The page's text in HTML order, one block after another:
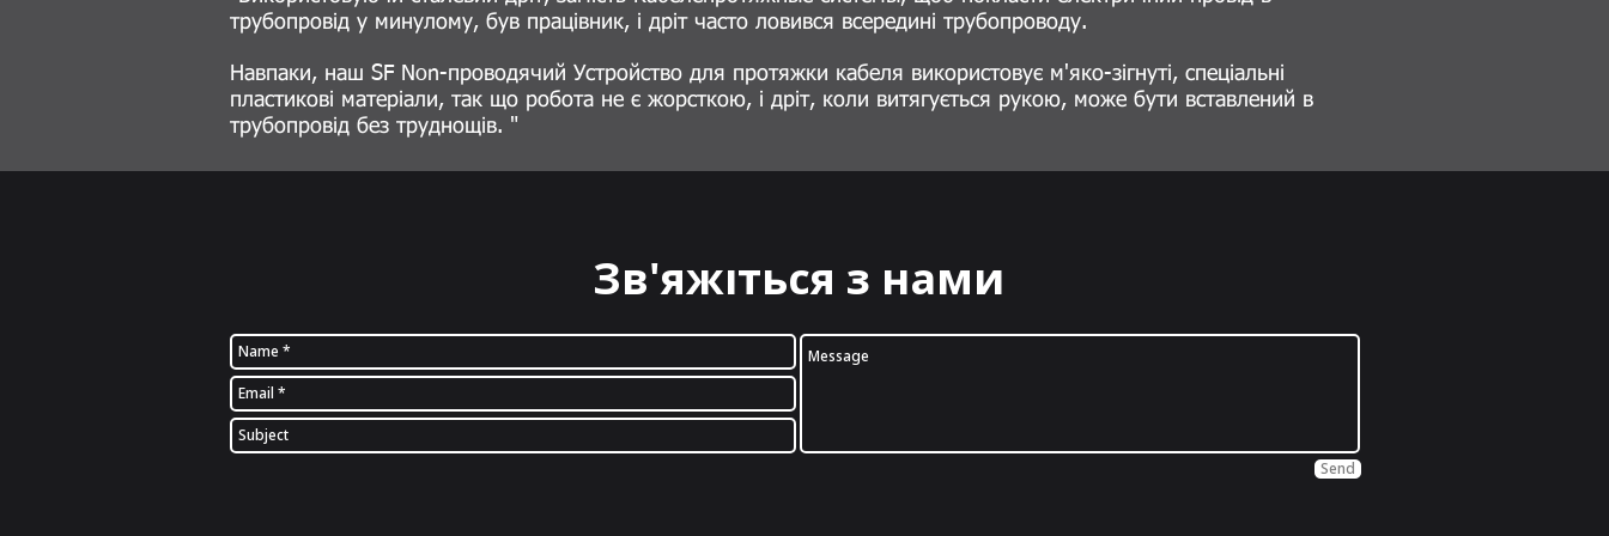
трубопровід у минулому, був працівник, і дріт часто ловився всередині трубопроводу.
Навпаки, наш SF Non-проводячий Устройство для протяжки кабеля використовує м'яко-зігнуті, спеціальні
пластикові матеріали, так що робота не є жорсткою, і дріт, коли витягується рукою, може бути вставлений в
трубопровід без труднощів. "
Зв'яжіться з нами
Send